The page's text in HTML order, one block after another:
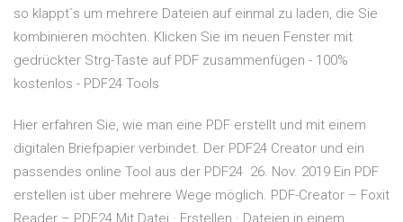
so klappt´s um mehrere Dateien auf einmal zu laden, die Sie
kombinieren möchten. Klicken Sie im neuen Fenster mit
gedrückter Strg-Taste auf PDF zusammenfügen - 100%
kostenlos - PDF24 Tools
Hier erfahren Sie, wie man eine PDF erstellt und mit einem
digitalen Briefpapier verbindet. Der PDF24 Creator und ein
passendes online Tool aus der PDF24 26. Nov. 2019 Ein PDF
erstellen ist über mehrere Wege möglich. PDF-Creator – Foxit